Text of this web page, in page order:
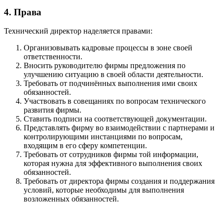
4. Права
Технический директор наделяется правами:
Организовывать кадровые процессы в зоне своей
ответственности.
Вносить руководителю фирмы предложения по
улучшению ситуацию в своей области деятельности.
Требовать от подчинённых выполнения ими своих
обязанностей.
Участвовать в совещаниях по вопросам технического
развития фирмы.
Ставить подписи на соответствующей документации.
Представлять фирму во взаимодействии с партнерами и
контролирующими инстанциями по вопросам,
входящим в его сферу компетенции.
Требовать от сотрудников фирмы той информации,
которая нужна для эффективного выполнения своих
обязанностей.
Требовать от директора фирмы создания и поддержания
условий, которые необходимы для выполнения
возложенных обязанностей.